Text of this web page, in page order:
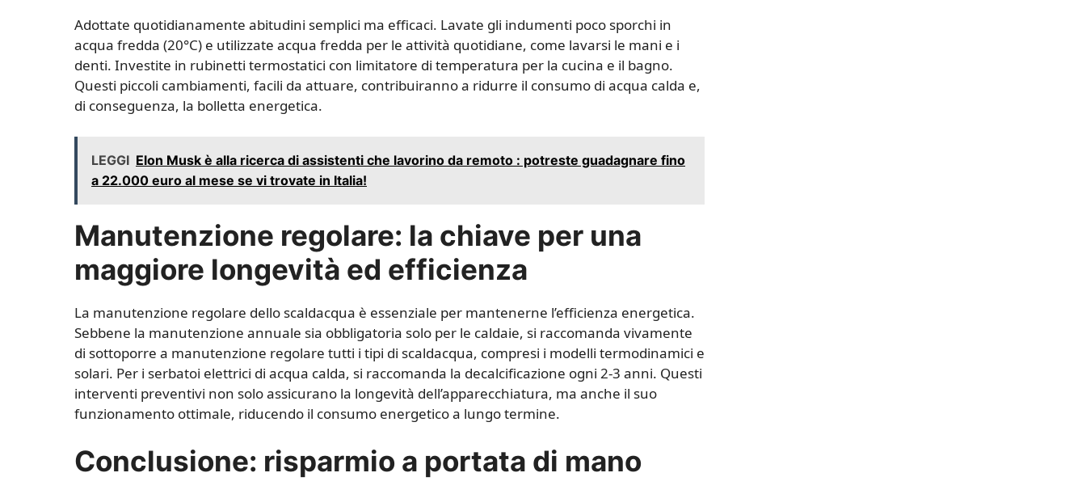
Adottate quotidianamente abitudini semplici ma efficaci. Lavate gli indumenti poco sporchi in
acqua fredda (20°C) e utilizzate acqua fredda per le attività quotidiane, come lavarsi le mani e i
denti. Investite in rubinetti termostatici con limitatore di temperatura per la cucina e il bagno.
Questi piccoli cambiamenti, facili da attuare, contribuiranno a ridurre il consumo di acqua calda e,
di conseguenza, la bolletta energetica.
LEGGI Elon Musk è alla ricerca di assistenti che lavorino da remoto : potreste guadagnare fino
a 22.000 euro al mese se vi trovate in Italia!
Manutenzione regolare: la chiave per una
maggiore longevità ed efficienza
La manutenzione regolare dello scaldacqua è essenziale per mantenerne l’efficienza energetica.
Sebbene la manutenzione annuale sia obbligatoria solo per le caldaie, si raccomanda vivamente
di sottoporre a manutenzione regolare tutti i tipi di scaldacqua, compresi i modelli termodinamici e
solari. Per i serbatoi elettrici di acqua calda, si raccomanda la decalcificazione ogni 2-3 anni. Questi
interventi preventivi non solo assicurano la longevità dell’apparecchiatura, ma anche il suo
funzionamento ottimale, riducendo il consumo energetico a lungo termine.
Conclusione: risparmio a portata di mano